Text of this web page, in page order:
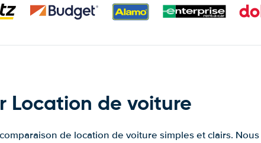
Location de voiture
de location de voiture simples et clairs. Nous